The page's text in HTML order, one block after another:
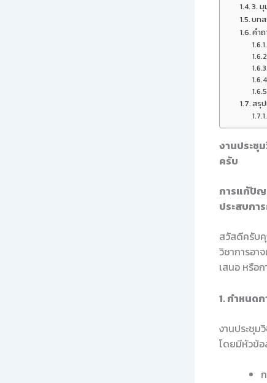
3.
บท
คำ
สรุ
งานประชุ
ครับ
การแก้ปัญ
ประสบกา
สวัสดีครับคุ
วิชาการอา
เสนอ หรือ
1. กำหนด
งานประชุม
โดยมีหัวข้